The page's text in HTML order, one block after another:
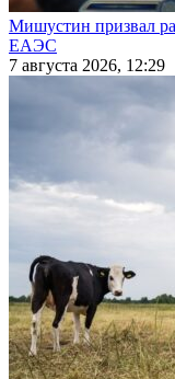
Мишустин призвал
ЕАЭС
7 августа 2026, 12:29